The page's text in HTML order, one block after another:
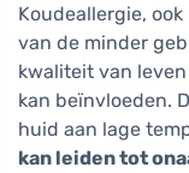
Koudeallergie,
van de minder
kwaliteit van
kan beïnvloeden.
huid aan lage
kan leiden tot